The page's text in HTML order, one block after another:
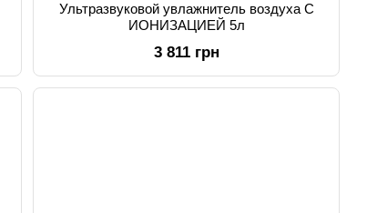
Ультразвуковой увлажнитель воздуха С
ИОНИЗАЦИЕЙ 5л
3 811 грн